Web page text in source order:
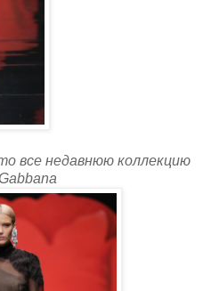
все недавнюю коллекцию